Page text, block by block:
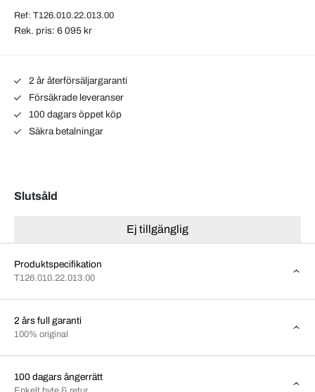
Ref: T126.010.22.013.00
Rek. pris: 6 095 kr
2 år återförsäljargaranti
Försäkrade leveranser
100 dagars öppet köp
Säkra betalningar
Slutsåld
Ej tillgänglig
Produktspecifikation
T126.010.22.013.00
2 års full garanti
100% original
100 dagars ångerrätt